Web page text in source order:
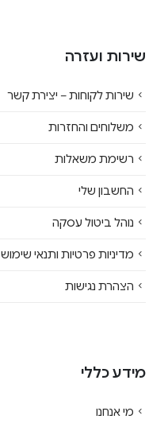
שירות ועזרה
שירות לקוחות – יצירת קשר
משלוחים והחזרות
רשימת משאלות
החשבון שלי
נוהל ביטול עסקה
מדיניות פרטיות ותנאי שימוש
הצהרת נגישות
מידע כללי
מי אנחנו